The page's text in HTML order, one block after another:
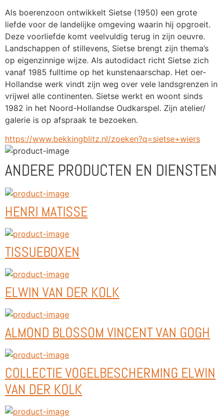
Als boerenzoon ontwikkelt Sietse (1950) een grote
liefde voor de landelijke omgeving waarin hij opgroeit.
Deze voorliefde komt veelvuldig terug in zijn oeuvre.
Landschappen of stillevens, Sietse brengt zijn thema’s
op eigenzinnige wijze. Als autodidact richt Sietse zich
vanaf 1985 fulltime op het kunstenaarschap. Het oer-
Hollandse werk vindt zijn weg over vele landsgrenzen in
vrijwel alle continenten. Sietse werkt en woont sinds
1982 in het Noord-Hollandse Oudkarspel. Zijn atelier/
galerie is op afspraak te bezoeken.
https://www.bekkingblitz.nl/zoeken?q=sietse+wiers
ANDERE PRODUCTEN EN DIENSTEN
HENRI MATISSE
TISSUEBOXEN
ELWIN VAN DER KOLK
ALMOND BLOSSOM VINCENT VAN GOGH
COLLECTIE VOGELBESCHERMING ELWIN
VAN DER KOLK